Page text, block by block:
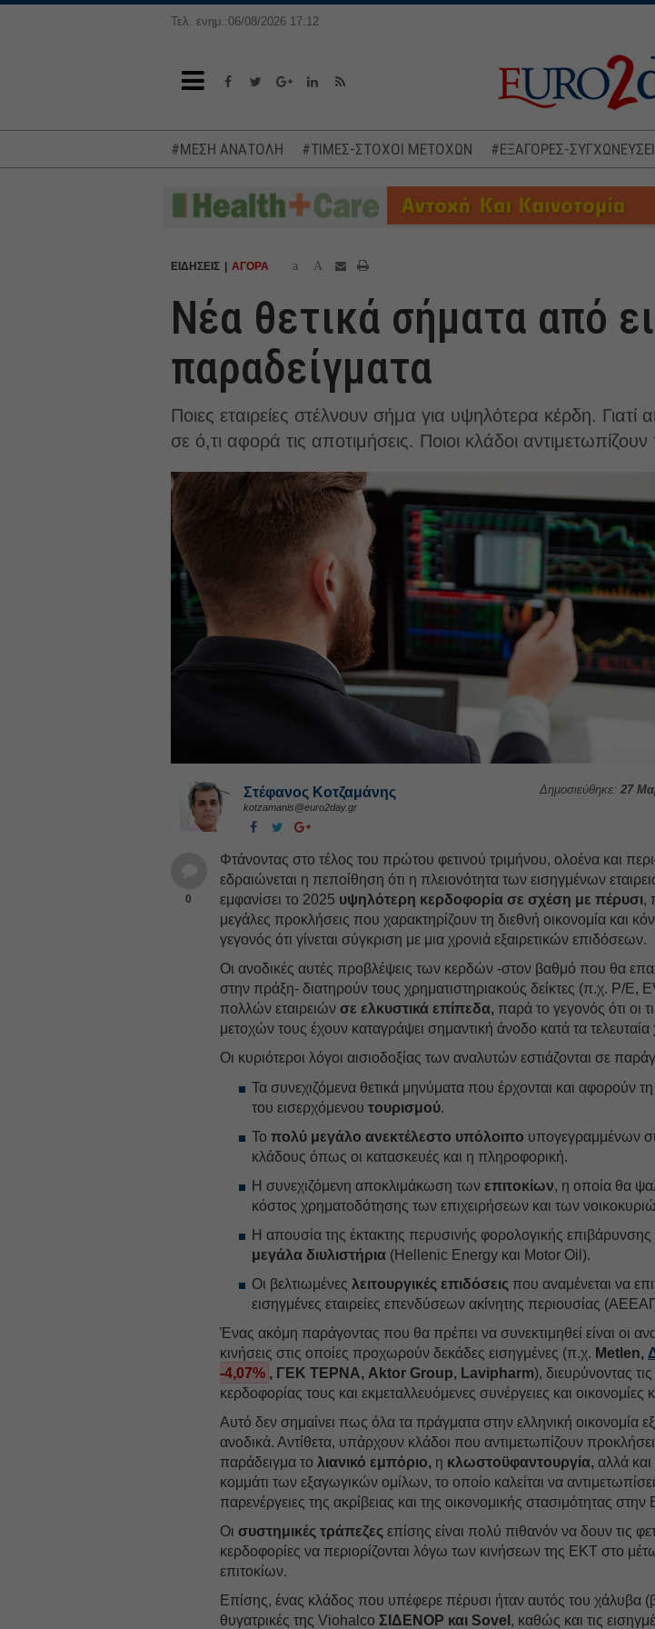
Τελ. ενημ.:06/08/2026 17:12
#ΜΕΣΗ ΑΝΑΤΟΛΗ #ΤΙΜΕΣ-ΣΤΟΧΟΙ ΜΕΤΟΧΩΝ #ΕΞΑΓΟΡΕΣ-
ΕΙΔΗΣΕΙΣ ΑΓΟΡΑ a A
Νέα θετικά σήματα από
παραδείγματα
Ποιες εταιρείες στέλνουν σήμα για υψηλότερα κέρδη. Γιατί
σε ό,τι αφορά τις αποτιμήσεις. Ποιοι κλάδοι
Δημοσιεύθηκε: 27
Στέφανος Kοτζαμάνης
kotzamanis@euro2day.gr
0
Φτάνοντας στο τέλος του πρώτου φετινού τριμήνου, ολοένα και
εδραιώνεται η πεποίθηση ότι η πλειονότητα των εισηγμένων
εμφανίσει το 2025 υψηλότερη κερδοφορία σε σχέση με πέρυσι,
μεγάλες προκλήσεις που χαρακτηρίζουν τη διεθνή οικονομία και
γεγονός ότι γίνεται σύγκριση με μια χρονιά εξαιρετικών επιδόσεων.
Οι ανοδικές αυτές προβλέψεις των κερδών -στον βαθμό που θα
στην πράξη- διατηρούν τους χρηματιστηριακούς δείκτες (π.χ. P/E,
πολλών εταιρειώνσε ελκυστικά επίπεδα, παρά το γεγονός ότι οι
μετοχών τους έχουν καταγράψει σημαντική άνοδο κατά τα τελευταία
Οι κυριότεροι λόγοι αισιοδοξίας των αναλυτών εστιάζονται σε
Τα συνεχιζόμενα θετικά μηνύματα που έρχονται και αφορούν
του εισερχόμενου τουρισμού.
Τοπολύ μεγάλο ανεκτέλεστο υπόλοιπο υπογεγραμμένων
κλάδους όπως οι κατασκευές και η πληροφορική.
Η συνεχιζόμενη αποκλιμάκωση τωνεπιτοκίων, η οποία θα
κόστος χρηματοδότησης των επιχειρήσεων και των
Η απουσία της έκτακτης περυσινής φορολογικής
μεγάλα διυλιστήρια (Hellenic Energy και Motor Oil).
Οι βελτιωμένες λειτουργικές επιδόσεις που αναμένεται να
εισηγμένες εταιρείες επενδύσεων ακίνητης περιουσίας
Ένας ακόμη παράγοντας που θα πρέπει να συνεκτιμηθεί είναι οι
κινήσεις στις οποίες προχωρούν δεκάδες εισηγμένες (π.χ. Metlen,
-4,07% , ΓΕΚ ΤΕΡΝΑ, Aktor Group, Lavipharm), διευρύνοντας
κερδοφορίας τους και εκμεταλλευόμενες συνέργειες και οικονομίες
Αυτό δεν σημαίνει πως όλα τα πράγματα στην ελληνική οικονομία
ανοδικά. Αντίθετα, υπάρχουν κλάδοι που αντιμετωπίζουν
παράδειγμα το λιανικό εμπόριο, η κλωστοϋφαντουργία, αλλά και
κομμάτι των εξαγωγικών ομίλων, το οποίο καλείται να αντιμετωπίσει
παρενέργειες της ακρίβειας και της οικονομικής στασιμότητας
Οισυστημικές τράπεζες επίσης είναι πολύ πιθανόν να δουν τις
κερδοφορίες να περιορίζονται λόγω των κινήσεων της ΕΚΤ στο
επιτοκίων.
Επίσης, ένας κλάδος που υπέφερε πέρυσι ήταν αυτός του χάλυβα
θυγατρικές της ViohalcoΣΙΔΕΝΟΡ και Sovel , καθώς και τις